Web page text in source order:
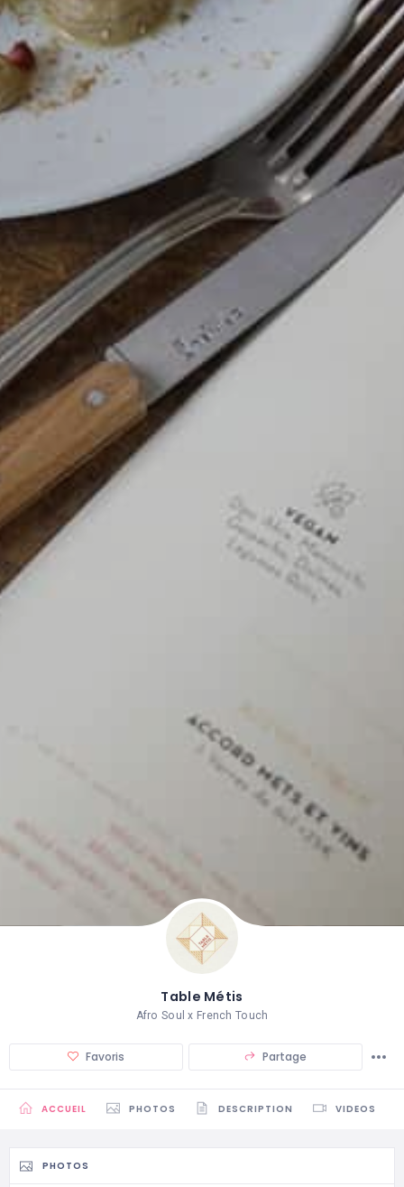
Table Métis
Afro Soul x French Touch
Favoris Partage
ACCUEIL PHOTOS DESCRIPTION VIDEOS
PHOTOS